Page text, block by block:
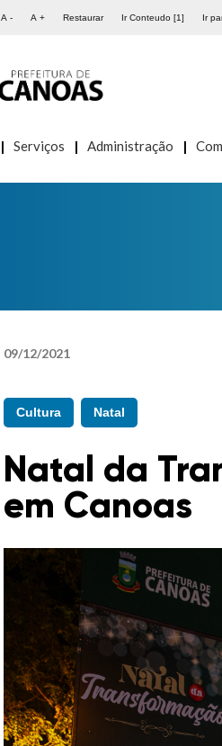
A - A + Restaurar Ir Conteudo [1] Ir
Serviços Administração
09/12/2021
Cultura Natal
Natal da
em Canoas